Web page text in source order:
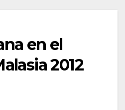
en el
2012